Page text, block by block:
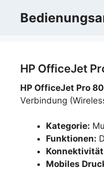
HP OfficeJet
HP OfficeJet Pro
Verbindung
Kategorie:
Funktionen:
Mobiles